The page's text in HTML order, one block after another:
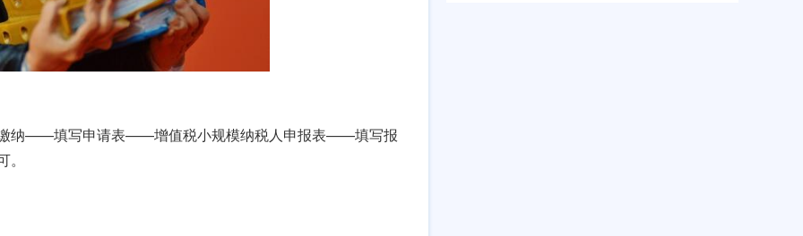
纳——填写申请表——增值税小规模纳税人申报表——填写报